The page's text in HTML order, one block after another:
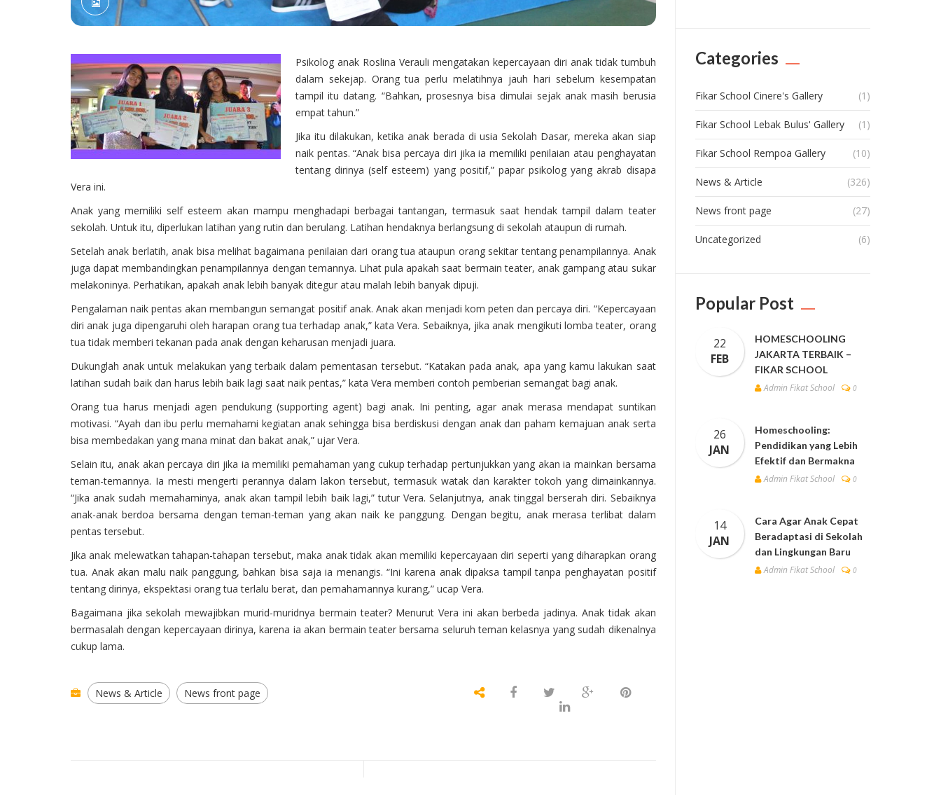
Psikolog anak Roslina Verauli mengatakan kepercayaan diri anak tidak tumbuh
dalam sekejap. Orang tua perlu melatihnya jauh hari sebelum kesempatan
tampil itu datang. “Bahkan, prosesnya bisa dimulai sejak anak masih berusia
empat tahun.”
Jika itu dilakukan, ketika anak berada di usia Sekolah Dasar, mereka akan siap
naik pentas. “Anak bisa percaya diri jika ia memiliki penilaian atau penghayatan
tentang dirinya (self esteem) yang positif,” papar psikolog yang akrab disapa
Vera ini.
Anak yang memiliki self esteem akan mampu menghadapi berbagai tantangan, termasuk saat hendak tampil dalam teater
sekolah. Untuk itu, diperlukan latihan yang rutin dan berulang. Latihan hendaknya berlangsung di sekolah ataupun di rumah.
Setelah anak berlatih, anak bisa melihat bagaimana penilaian dari orang tua ataupun orang sekitar tentang penampilannya. Anak
juga dapat membandingkan penampilannya dengan temannya. Lihat pula apakah saat bermain teater, anak gampang atau sukar
melakoninya. Perhatikan, apakah anak lebih banyak ditegur atau malah lebih banyak dipuji.
Pengalaman naik pentas akan membangun semangat positif anak. Anak akan menjadi kom peten dan percaya diri. “Kepercayaan
diri anak juga dipengaruhi oleh harapan orang tua terhadap anak,” kata Vera. Sebaiknya, jika anak mengikuti lomba teater, orang
tua tidak memberi tekanan pada anak dengan keharusan menjadi juara.
Dukunglah anak untuk melakukan yang terbaik dalam pementasan tersebut. “Katakan pada anak, apa yang kamu lakukan saat
latihan sudah baik dan harus lebih baik lagi saat naik pentas,” kata Vera memberi contoh pemberian semangat bagi anak.
Orang tua harus menjadi agen pendukung (supporting agent) bagi anak. Ini penting, agar anak merasa mendapat suntikan
motivasi. “Ayah dan ibu perlu memahami kegiatan anak sehingga bisa berdiskusi dengan anak dan paham kemajuan anak serta
bisa membedakan yang mana minat dan bakat anak,” ujar Vera.
Selain itu, anak akan percaya diri jika ia memiliki pemahaman yang cukup terhadap pertunjukkan yang akan ia mainkan bersama
teman-temannya. Ia mesti mengerti perannya dalam lakon tersebut, termasuk watak dan karakter tokoh yang dimainkannya.
“Jika anak sudah memahaminya, anak akan tampil lebih baik lagi,” tutur Vera. Selanjutnya, anak tinggal berserah diri. Sebaiknya
anak-anak berdoa bersama dengan teman-teman yang akan naik ke panggung. Dengan begitu, anak merasa terlibat dalam
pentas tersebut.
Jika anak melewatkan tahapan-tahapan tersebut, maka anak tidak akan memiliki kepercayaan diri seperti yang diharapkan orang
tua. Anak akan malu naik panggung, bahkan bisa saja ia menangis. “Ini karena anak dipaksa tampil tanpa penghayatan positif
tentang dirinya, ekspektasi orang tua terlalu berat, dan pemahamannya kurang,” ucap Vera.
Bagaimana jika sekolah mewajibkan murid-muridnya bermain teater? Menurut Vera ini akan berbeda jadinya. Anak tidak akan
bermasalah dengan kepercayaan dirinya, karena ia akan bermain teater bersama seluruh teman kelasnya yang sudah dikenalnya
cukup lama.
News & Article News front page
Categories
Fikar School Cinere's Gallery (1)
Fikar School Lebak Bulus' Gallery (1)
Fikar School Rempoa Gallery (10)
News & Article (326)
News front page (27)
Uncategorized (6)
Popular Post
22
FEB
HOMESCHOOLING
JAKARTA TERBAIK –
FIKAR SCHOOL
Admin Fikat School
0
26
JAN
Homeschooling:
Pendidikan yang Lebih
Efektif dan Bermakna
Admin Fikat School
0
14
JAN
Cara Agar Anak Cepat
Beradaptasi di Sekolah
dan Lingkungan Baru
Admin Fikat School
0